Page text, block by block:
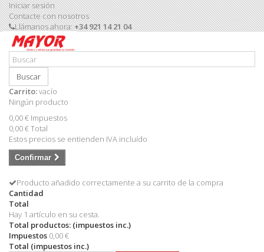
Iniciar sesión
Contacte con nosotros
Llámanos ahora:+34 921 14 21 04
Buscar
Carrito:vacío
Ningún producto
0,00 € Impuestos
0,00 €Total
Estos precios se entienden IVA incluído
Confirmar
Producto añadido correctamente a su carrito de la compra
Cantidad
Total
Hay 1 artículo en su cesta.
Total productos: (impuestos inc.)
Impuestos 0,00 €
Total (impuestos inc.)